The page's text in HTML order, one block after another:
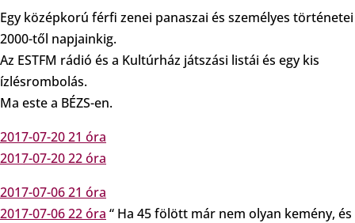
Egy középkorú férfi zenei panaszai és személyes történetei
2000-től napjainkig.
Az ESTFM rádió és a Kultúrház játszási listái és egy kis
ízlésrombolás.
Ma este a BÉZS-en.
2017-07-20 21 óra
2017-07-20 22 óra
2017-07-06 21 óra
2017-07-06 22 óra “ Ha 45 fölött már nem olyan kemény, és